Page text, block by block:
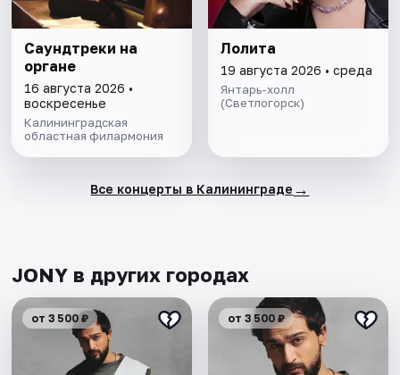
Саундтреки на
органе
16 августа 2026 •
воскресенье
Калининградская
областная филармония
Лолита
19 августа 2026 • среда
Янтарь-холл
(Светлогорск)
Все концерты в Калининграде →
JONY в других городах
от 3 500 ₽ от 3 500 ₽